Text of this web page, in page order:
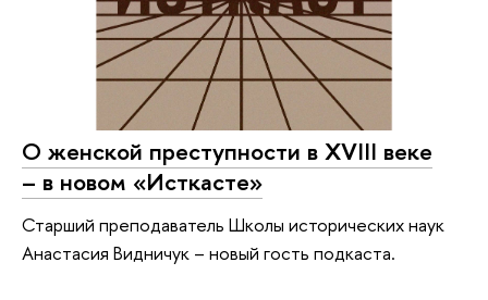
О женской преступности в XVIII веке
– в новом «Исткасте»
Старший преподаватель Школы исторических наук
Анастасия Видничук – новый гость подкаста.